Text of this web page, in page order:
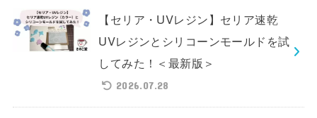
【セリア・UVレジン】セリア速乾
UVレジンとシリコーンモールドを試
してみた！＜最新版＞
2026.07.28